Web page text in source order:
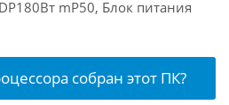
mP50, Блок питания
собран этот ПК?